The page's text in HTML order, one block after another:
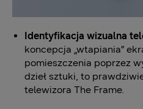
Identyfikacja wizualna
koncepcja „wtapiania”
pomieszczenia poprzez
dzieł sztuki, to
telewizora The Frame.